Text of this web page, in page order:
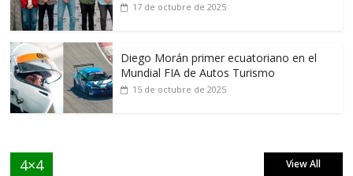
17 de octubre de 2025
Diego Morán primer ecuatoriano en el
Mundial FIA de Autos Turismo
15 de octubre de 2025
4×4 View All